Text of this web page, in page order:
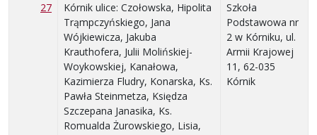
27
Kórnik ulice: Czołowska, Hipolita
Trąmpczyńskiego, Jana
Wójkiewicza, Jakuba
Krauthofera, Julii Molińskiej-
Woykowskiej, Kanałowa,
Kazimierza Fludry, Konarska, Ks.
Pawła Steinmetza, Księdza
Szczepana Janasika, Ks.
Romualda Żurowskiego, Lisia,
Szkoła
Podstawowa nr
2 w Kórniku, ul.
Armii Krajowej
11, 62-035
Kórnik